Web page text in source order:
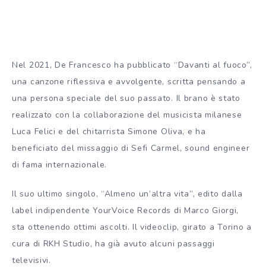
Nel 2021, De Francesco ha pubblicato “Davanti al fuoco”,
una canzone riflessiva e avvolgente, scritta pensando a
una persona speciale del suo passato. Il brano è stato
realizzato con la collaborazione del musicista milanese
Luca Felici e del chitarrista Simone Oliva, e ha
beneficiato del missaggio di Sefi Carmel, sound engineer
di fama internazionale.
Il suo ultimo singolo, “Almeno un’altra vita”, edito dalla
label indipendente YourVoice Records di Marco Giorgi,
sta ottenendo ottimi ascolti. Il videoclip, girato a Torino a
cura di RKH Studio, ha già avuto alcuni passaggi
televisivi.